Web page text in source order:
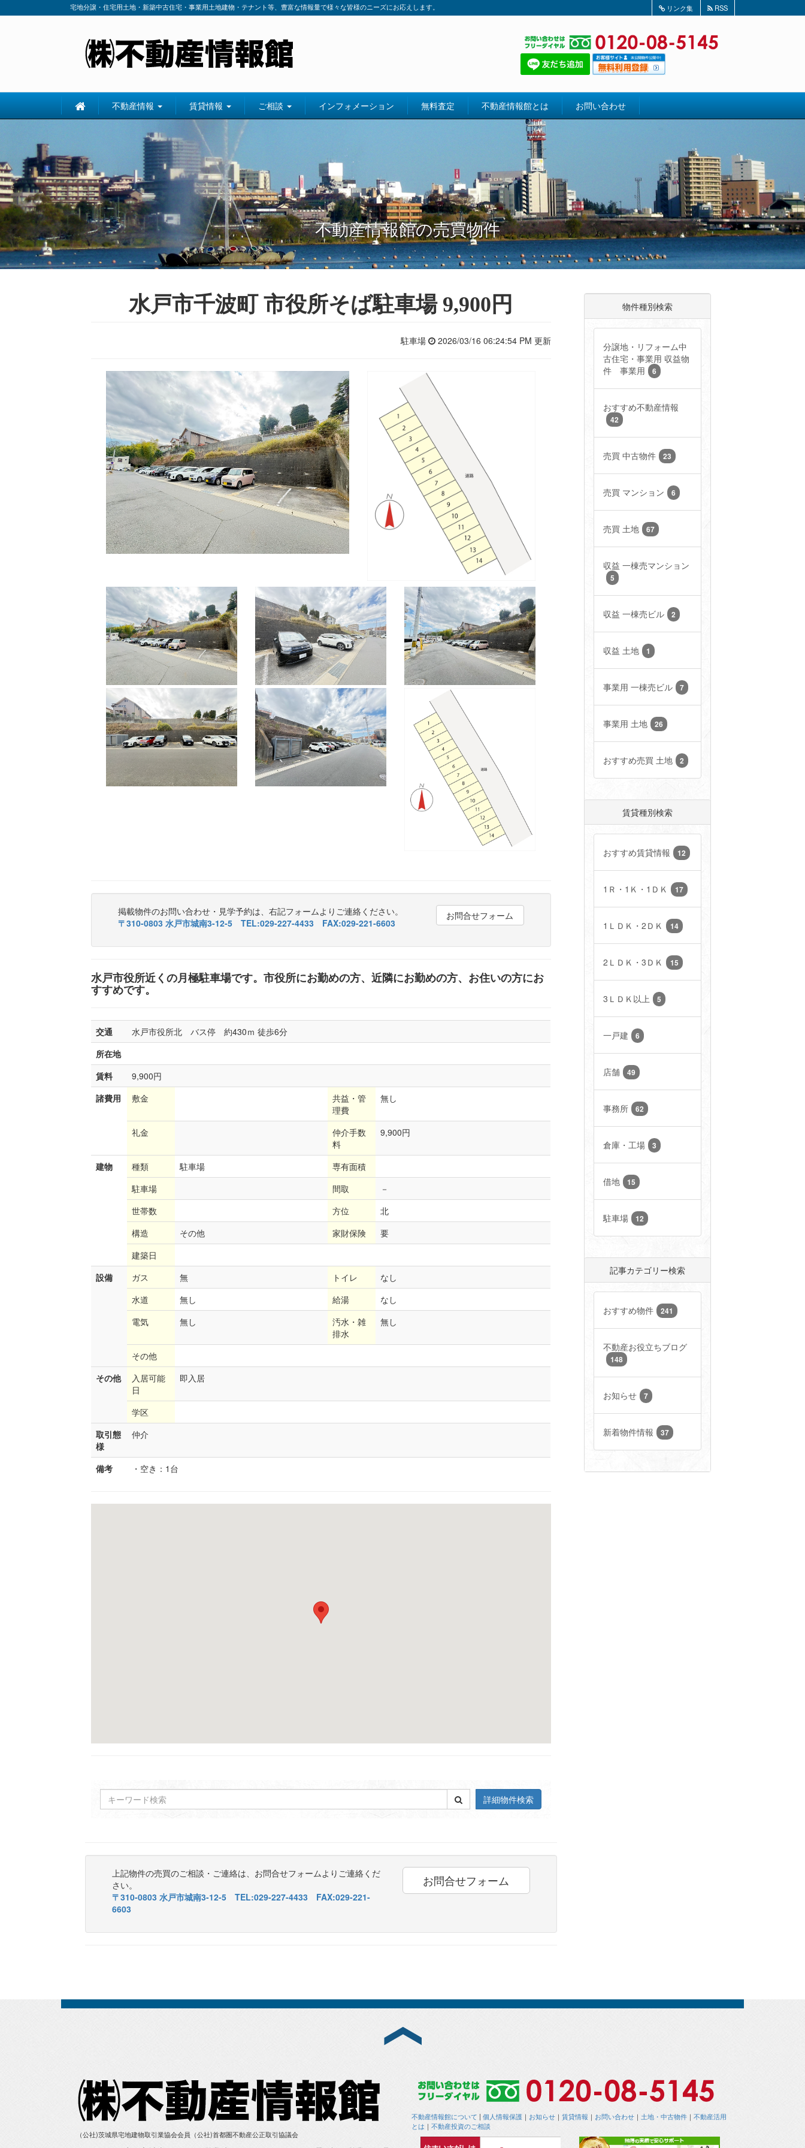
宅地分譲・住宅用土地・新築中古住宅・事業用土地建物・テナント等、豊富な情報量で様々な皆様のニーズにお応えします。 リンク集 RSS
不動産情報 賃貸情報 ご相談 インフォメーション 無料査定 不動産情報館とは お問い合わせ
不動産情報館の売買物件
水戸市千波町 市役所そば駐車場 9,900円
駐車場 2026/03/16 06:24:54 PM 更新
掲載物件のお問い合わせ・見学予約は、右記フォームよりご連絡ください。
〒310-0803 水戸市城南3-12-5 TEL:029-227-4433 FAX:029-221-6603
お問合せフォーム
水戸市役所近くの月極駐車場です。市役所にお勤めの方、近隣にお勤めの方、お住いの方にお
すすめです。
交通
水戸市役所北 バス停 約430ｍ 徒歩6分
所在地
賃料
9,900円
諸費用
敷金
共益・管
理費
無し
礼金
仲介手数
料
9,900円
建物 種類 駐車場
専有面積
駐車場
間取
－
世帯数
方位
北
構造
その他 家財保険
要
建築日
設備
ガス 無 トイレ
なし
水道
無し 給湯
なし
電気
無し
汚水・雑
排水
無し
その他
その他
入居可能
日
即入居
学区
取引態
様
仲介
備考 ・空き：1台
詳細物件検索
上記物件の売買のご相談・ご連絡は、お問合せフォームよりご連絡くだ
さい。
〒310-0803 水戸市城南3-12-5 TEL:029-227-4433 FAX:029-221-
6603
お問合せフォーム
物件種別検索
分譲地・リフォーム中
古住宅・事業用 収益物
件 事業用
6
おすすめ不動産情報
42
売買 中古物件 23
売買 マンション 6
売買 土地 67
収益 一棟売マンション
5
収益 一棟売ビル 2
収益 土地 1
事業用 一棟売ビル 7
事業用 土地 26
おすすめ売買 土地 2
賃貸種別検索
おすすめ賃貸情報 12
1Ｒ・1Ｋ・1ＤＫ 17
1ＬＤＫ・2ＤＫ 14
2ＬＤＫ・3ＤＫ 15
3ＬＤＫ以上 5
一戸建 6
店舗 49
事務所 62
倉庫・工場 3
借地 15
駐車場 12
記事カテゴリー検索
おすすめ物件 241
不動産お役立ちブログ
148
お知らせ 7
新着物件情報 37
（公社)茨城県宅地建物取引業協会会員（公社)首都圏不動産公正取引協議会
不動産情報館について | 個人情報保護 ｜ お知らせ ｜ 賃貸情報 ｜ お問い合わせ ｜ 土地・中古物件 ｜ 不動産活用
とは ｜ 不動産投資のご相談